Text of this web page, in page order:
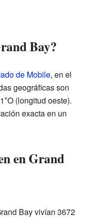
Bay?
de Mobile, en el
geográficas son
(longitud oeste).
exacta en un
en Grand
Bay vivían 3672